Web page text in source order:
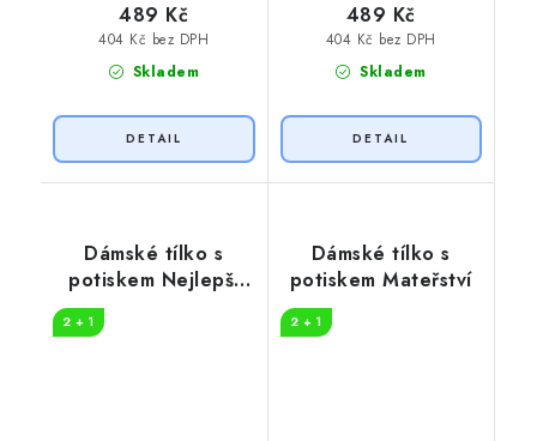
Skladem
404 Kč bez DPH
489 Kč
Skladem
404 Kč bez DPH
489 Kč
Dámské tílko s
potiskem Nejlepší
2 + 1
Dámské tílko s
potiskem Mateřství
2 + 1